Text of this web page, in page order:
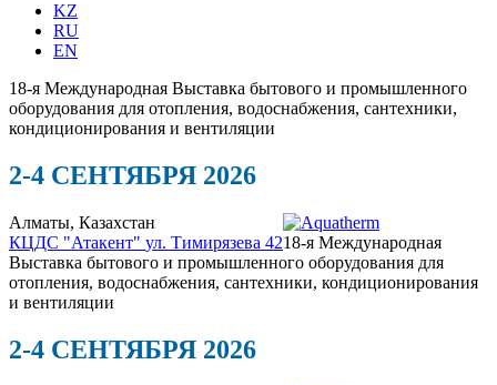
KZ
RU
EN
18-я Международная Выставка бытового и промышленного
оборудования для отопления, водоснабжения, сантехники,
кондиционирования и вентиляции
2-4 СЕНТЯБРЯ 2026
Алматы, Казахстан
КЦДС "Атакент" ул. Тимирязева 4218-я Международная
Выставка бытового и промышленного оборудования для
отопления, водоснабжения, сантехники, кондиционирования
и вентиляции
2-4 СЕНТЯБРЯ 2026